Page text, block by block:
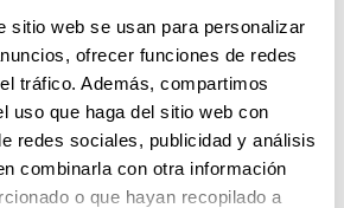
sitio web se usan para personalizar
ofrecer funciones de redes
tráfico. Además, compartimos
uso que haga del sitio web con
redes sociales, publicidad y análisis
combinarla con otra información
o que hayan recopilado a
y coserse en una costura. En muchos
los aplican a la etiqueta
y luego colocan el conjunto de
XS, S, M, L, XL o XXL. El tamaño de
4 cm / 0.39" x 1.57"